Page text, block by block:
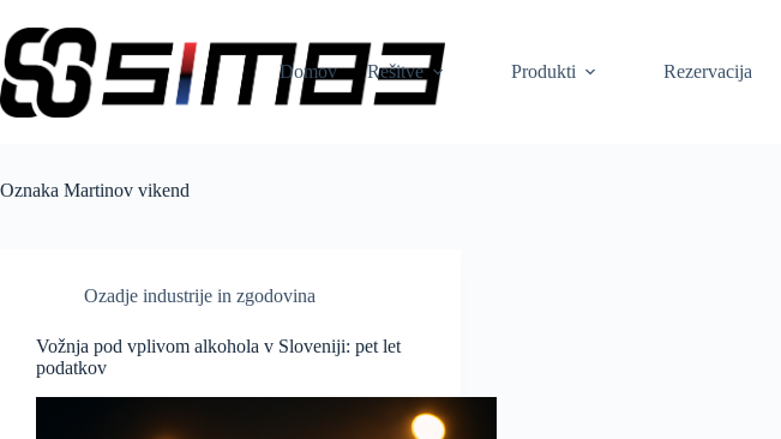
to
content
Domov
Rešitve Produkti Rezervacija
Oznaka Martinov vikend
Ozadje industrije in zgodovina
Vožnja pod vplivom alkohola v Sloveniji: pet let
podatkov